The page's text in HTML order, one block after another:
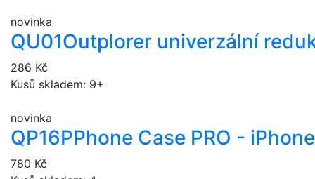
novinka
QU01Outplorer univerzální
286 Kč
Kusů skladem: 9+
novinka
QP16PPhone Case PRO -
780 Kč